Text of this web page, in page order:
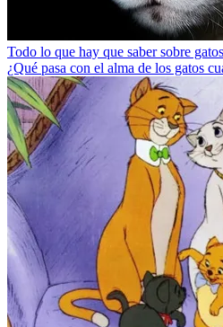
Todo lo que hay que saber sobre gatos
¿Qué pasa con el alma de los gatos